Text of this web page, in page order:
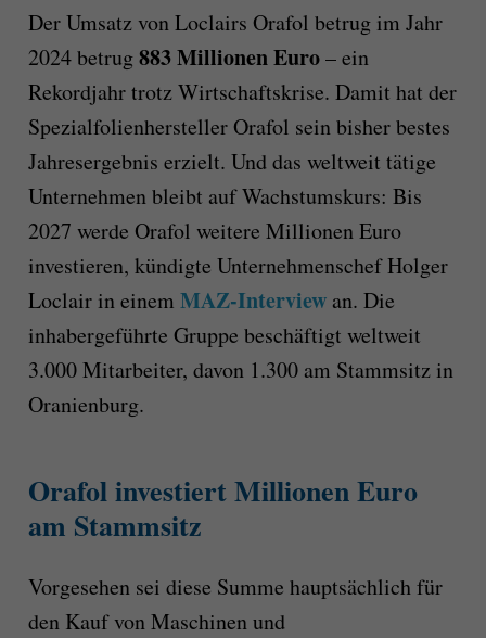
Der Umsatz von Loclairs Orafol betrug im Jahr
2024 betrug883 Millionen Euro– ein
Rekordjahr trotz Wirtschaftskrise. Damit hat der
Spezialfolienhersteller Orafol sein bisher bestes
Jahresergebnis erzielt. Und das weltweit tätige
Unternehmen bleibt auf Wachstumskurs: Bis
2027 werde Orafol weitere Millionen Euro
investieren, kündigte Unternehmenschef Holger
Loclair in einem MAZ-Interview an. Die
inhabergeführte Gruppe beschäftigt weltweit
3.000 Mitarbeiter, davon 1.300 am Stammsitz in
Oranienburg.
Orafol investiert Millionen Euro
am Stammsitz
Vorgesehen sei diese Summe hauptsächlich für
den Kauf von Maschinen und